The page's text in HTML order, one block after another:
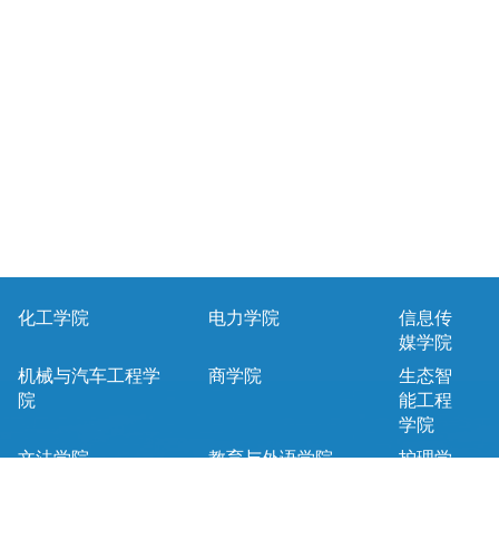
化工学院 电力学院
信息传
媒学院
机械与汽车工程学
院
商学院
生态智
能工程
学院
文法学院
教育与外语学院
护理学